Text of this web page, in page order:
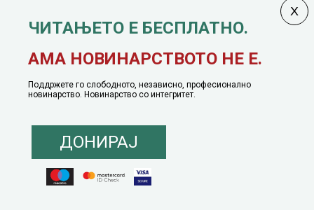
јануари, 1991 година
Понуда за политичко рекламирање
Политика на инклузија |Кодекс на однесување
ЧИТАЊЕТО Е БЕСПЛАТНО.
АМА НОВИНАРСТВОТО НЕ Е.
Поддржете го слободното, независно, професионално
новинарство. Новинарство со интегритет.
ДОНИРАЈ